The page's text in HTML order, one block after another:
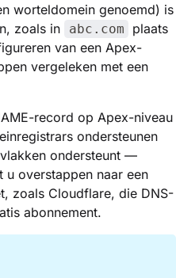
worteldomein genoemd) is
zoals in
abc.com
plaats
van een Apex-
vergeleken met een
record op Apex-niveau
ondersteunen
ondersteunt —
overstappen naar een
zoals Cloudflare, die DNS-
abonnement.